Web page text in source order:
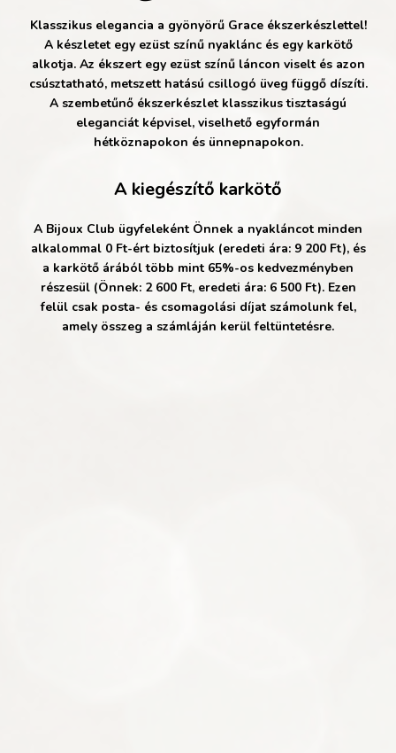
Klasszikus elegancia a gyönyörű Grace ékszerkészlettel!
A készletet egy ezüst színű nyaklánc és egy karkötő
alkotja. Az ékszert egy ezüst színű láncon viselt és azon
csúsztatható, metszett hatású csillogó üveg függő díszíti.
A szembetűnő ékszerkészlet klasszikus tisztaságú
eleganciát képvisel, viselhető egyformán
hétköznapokon és ünnepnapokon.
A kiegészítő karkötő
A Bijoux Club ügyfeleként Önnek a nyakláncot minden
alkalommal 0 Ft-ért biztosítjuk (eredeti ára: 9 200 Ft), és
a karkötő árából több mint 65%-os kedvezményben
részesül (Önnek: 2 600 Ft, eredeti ára: 6 500 Ft). Ezen
felül csak posta- és csomagolási díjat számolunk fel,
amely összeg a számláján kerül feltüntetésre.